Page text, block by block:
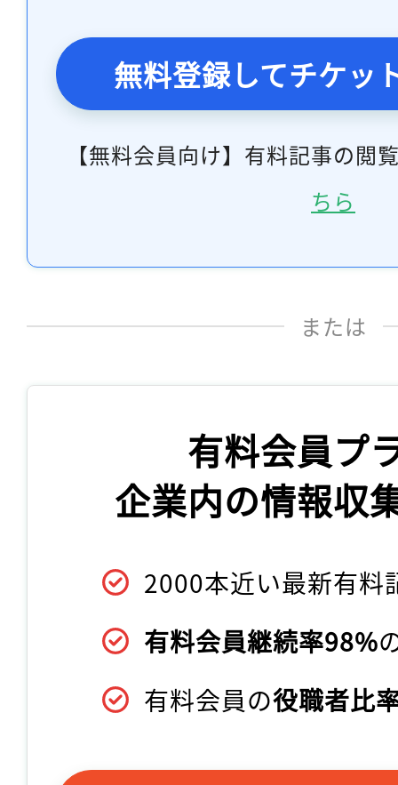
無料登録してチケッ
【無料会員向け】有料記事の閲
ちら
または
有料会員プ
企業内の情報収
2000本近い最新有料
有料会員継続率98%
有料会員の役職者比